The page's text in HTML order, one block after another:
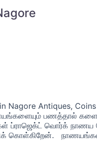
Nagore Antiques,
பணத்தால்
ப்ராஜெக்ட் வொர்க் நாணய
கொள்கிறேன்.